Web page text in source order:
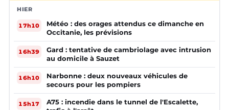
HIER
17h10
Météo : des orages attendus ce dimanche en
Occitanie, les prévisions
16h39
Gard : tentative de cambriolage avec intrusion
au domicile à Sauzet
16h10
Narbonne : deux nouveaux véhicules de
secours pour les pompiers
15h17
A75 : incendie dans le tunnel de l'Escalette,